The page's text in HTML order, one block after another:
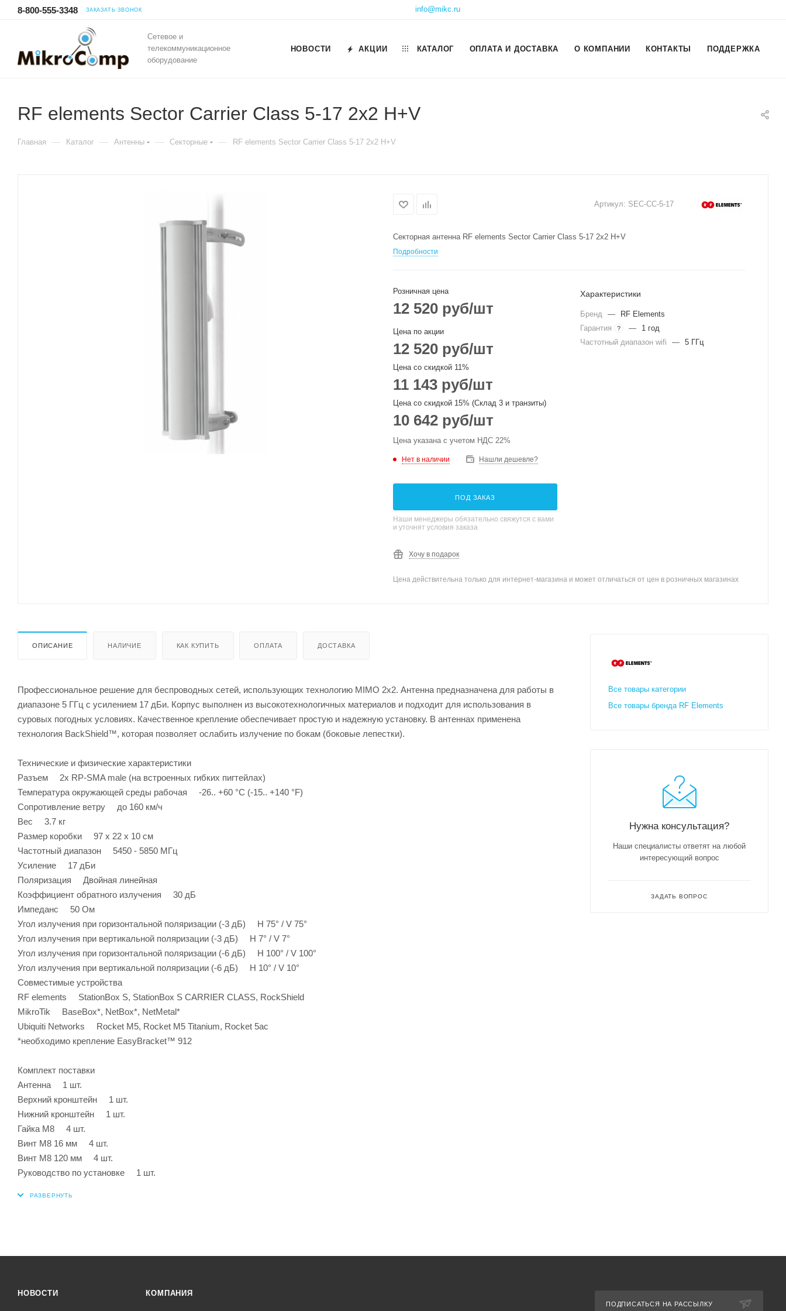
8-800-555-3348 ЗАКАЗАТЬ ЗВОНОК info@mikc.ru
Сетевое и
телекоммуникационное
оборудование
НОВОСТИ АКЦИИ КАТАЛОГ ОПЛАТА И ДОСТАВКА О КОМПАНИИ КОНТАКТЫ ПОДДЕРЖКА
RF elements Sector Carrier Class 5-17 2x2 H+V
Главная — Каталог — Антенны — Секторные — RF elements Sector Carrier Class 5-17 2x2 H+V
Артикул: SEC-CC-5-17
Секторная антенна RF elements Sector Carrier Class 5-17 2x2 H+V
Подробности
Розничная цена
12 520 руб/шт
Цена по акции
12 520 руб/шт
Цена со скидкой 11%
11 143 руб/шт
Цена со скидкой 15% (Склад 3 и транзиты)
10 642 руб/шт
Цена указана с учетом НДС 22%
Нет в наличии Нашли дешевле?
ПОД ЗАКАЗ
Наши менеджеры обязательно свяжутся с вами
и уточнят условия заказа
Хочу в подарок
Характеристики
Бренд —
RF Elements
Гарантия
? —
1 год
Частотный диапазон wifi
— 5 ГГц
Цена действительна только для интернет-магазина и может отличаться от цен в розничных магазинах
ОПИСАНИЕ НАЛИЧИЕ КАК КУПИТЬ ОПЛАТА ДОСТАВКА
Профессиональное решение для беспроводных сетей, использующих технологию MIMO 2x2. Антенна предназначена для работы в
диапазоне 5 ГГц с усилением 17 дБи. Корпус выполнен из высокотехнологичных материалов и подходит для использования в
суровых погодных условиях. Качественное крепление обеспечивает простую и надежную установку. В антеннах применена
технология BackShield™, которая позволяет ослабить излучение по бокам (боковые лепестки).
Технические и физические характеристики
Разъем 2x RP-SMA male (на встроенных гибких пигтейлах)
Температура окружающей среды рабочая -26.. +60 °C (-15.. +140 °F)
Сопротивление ветру до 160 км/ч
Вес 3.7 кг
Размер коробки 97 х 22 х 10 см
Частотный диапазон 5450 - 5850 МГц
Усиление 17 дБи
Поляризация Двойная линейная
Коэффициент обратного излучения 30 дБ
Импеданс 50 Ом
Угол излучения при горизонтальной поляризации (-3 дБ) H 75° / V 75°
Угол излучения при вертикальной поляризации (-3 дБ) H 7° / V 7°
Угол излучения при горизонтальной поляризации (-6 дБ) H 100° / V 100°
Угол излучения при вертикальной поляризации (-6 дБ) H 10° / V 10°
Совместимые устройства
RF elements StationBox S, StationBox S CARRIER CLASS, RockShield
MikroTik BaseBox*, NetBox*, NetMetal*
Ubiquiti Networks Rocket M5, Rocket M5 Titanium, Rocket 5ac
*необходимо крепление EasyBracket™ 912
Комплект поставки
Антенна 1 шт.
Верхний кронштейн 1 шт.
Нижний кронштейн 1 шт.
Гайка М8 4 шт.
Винт М8 16 мм 4 шт.
Винт М8 120 мм 4 шт.
Руководство по установке 1 шт.
Все товары категории
Все товары бренда RF Elements
Нужна консультация?
Наши специалисты ответят на любой
интересующий вопрос
ЗАДАТЬ ВОПРОС
НОВОСТИ КОМПАНИЯ
ПОДПИСАТЬСЯ НА РАССЫЛКУ